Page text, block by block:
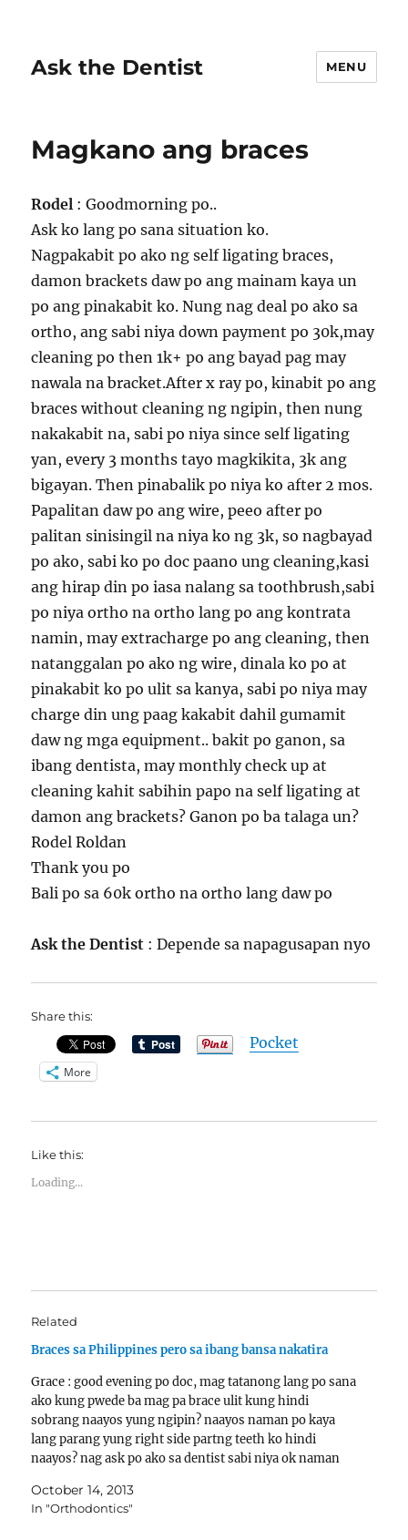
Ask the Dentist MENU
Magkano ang braces
Rodel : Goodmorning po..
Ask ko lang po sana situation ko.
Nagpakabit po ako ng self ligating braces,
damon brackets daw po ang mainam kaya un
po ang pinakabit ko. Nung nag deal po ako sa
ortho, ang sabi niya down payment po 30k,may
cleaning po then 1k+ po ang bayad pag may
nawala na bracket.After x ray po, kinabit po ang
braces without cleaning ng ngipin, then nung
nakakabit na, sabi po niya since self ligating
yan, every 3 months tayo magkikita, 3k ang
bigayan. Then pinabalik po niya ko after 2 mos.
Papalitan daw po ang wire, peeo after po
palitan sinisingil na niya ko ng 3k, so nagbayad
po ako, sabi ko po doc paano ung cleaning,kasi
ang hirap din po iasa nalang sa toothbrush,sabi
po niya ortho na ortho lang po ang kontrata
namin, may extracharge po ang cleaning, then
natanggalan po ako ng wire, dinala ko po at
pinakabit ko po ulit sa kanya, sabi po niya may
charge din ung paag kakabit dahil gumamit
daw ng mga equipment.. bakit po ganon, sa
ibang dentista, may monthly check up at
cleaning kahit sabihin papo na self ligating at
damon ang brackets? Ganon po ba talaga un?
Rodel Roldan
Thank you po
Bali po sa 60k ortho na ortho lang daw po
Ask the Dentist : Depende sa napagusapan nyo
Share this:
Pocket
More
Like this:
Loading...
Related
Braces sa Philippines pero sa ibang bansa nakatira
Grace : good evening po doc, mag tatanong lang po sana
ako kung pwede ba mag pa brace ulit kung hindi
sobrang naayos yung ngipin? naayos naman po kaya
lang parang yung right side partng teeth ko hindi
naayos? nag ask po ako sa dentist sabi niya ok naman
October 14, 2013
In "Orthodontics"